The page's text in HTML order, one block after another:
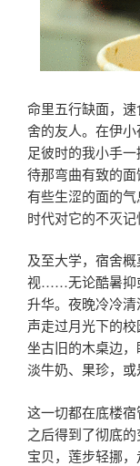
命里五行缺面，
舍的友人。在伊
足彼时的我小手
待那弯曲有致的
有些生涩的面的
时代对它的不灭记
及至大学，宿舍
视……无论酷暑抑
升华。夜晚冷冷
声走过月光下的
坐古旧的木桌边
淡牛奶、果珍，或
这一切都在底楼
之后得到了彻底
宝贝，莲步轻挪